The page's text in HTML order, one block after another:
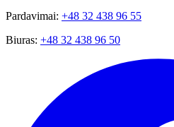
Pardavimai: +48 32 438 96 55
Biuras: +48 32 438 96 50